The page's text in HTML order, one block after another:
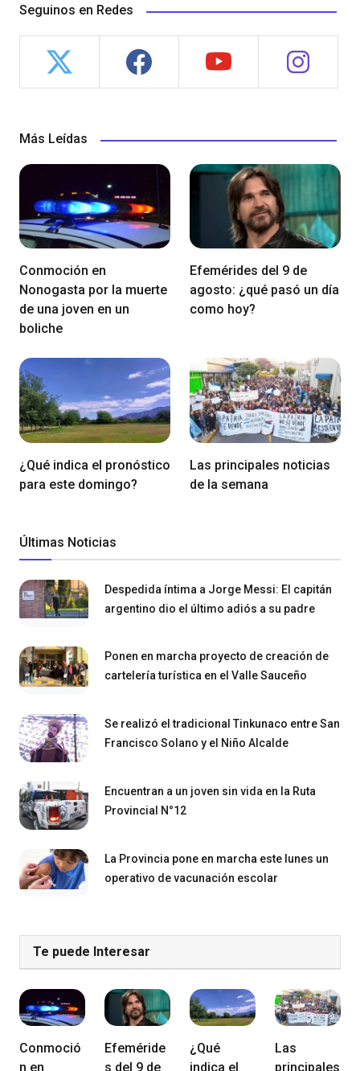
Seguinos en Redes
Más Leídas
Conmoción en
Nonogasta por la muerte
de una joven en un
boliche
Efemérides del 9 de
agosto: ¿qué pasó un día
como hoy?
¿Qué indica el pronóstico
para este domingo?
Las principales noticias
de la semana
Últimas Noticias
Despedida íntima a Jorge Messi: El capitán
argentino dio el último adiós a su padre
Ponen en marcha proyecto de creación de
cartelería turística en el Valle Sauceño
Se realizó el tradicional Tinkunaco entre San
Francisco Solano y el Niño Alcalde
Encuentran a un joven sin vida en la Ruta
Provincial N°12
La Provincia pone en marcha este lunes un
operativo de vacunación escolar
Te puede Interesar
Conmoció
n en
Efeméride
s del 9 de
¿Qué
indica el
Las
principales